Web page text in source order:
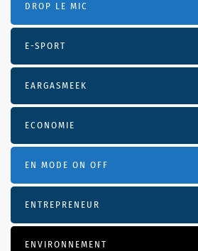
DROP LE MIC
E-SPORT
EARGASMEEK
ECONOMIE
EN MODE ON OFF
ENTREPRENEUR
ENVIRONNEMENT